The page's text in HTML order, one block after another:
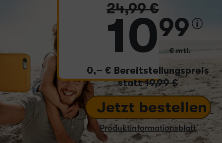
24,99€
1099
€ mtl.
Jetzt bestellen
Produktinformationsblatt
0,– € Bereitstellungspreis
statt19,99 €